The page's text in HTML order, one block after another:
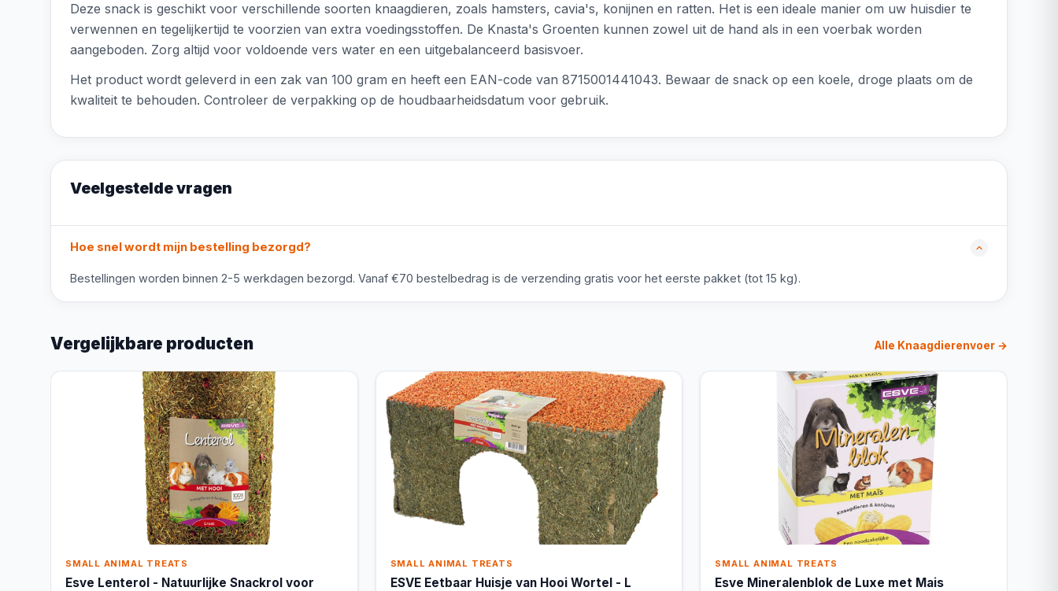
Deze snack is geschikt voor verschillende soorten knaagdieren, zoals hamsters, cavia's, konijnen en ratten. Het is een ideale manier om uw huisdier te
verwennen en tegelijkertijd te voorzien van extra voedingsstoffen. De Knasta's Groenten kunnen zowel uit de hand als in een voerbak worden
aangeboden. Zorg altijd voor voldoende vers water en een uitgebalanceerd basisvoer.
Het product wordt geleverd in een zak van 100 gram en heeft een EAN-code van 8715001441043. Bewaar de snack op een koele, droge plaats om de
kwaliteit te behouden. Controleer de verpakking op de houdbaarheidsdatum voor gebruik.
Veelgestelde vragen
Hoe snel wordt mijn bestelling bezorgd?
Bestellingen worden binnen 2-5 werkdagen bezorgd. Vanaf €70 bestelbedrag is de verzending gratis voor het eerste pakket (tot 15 kg).
Vergelijkbare producten Alle Knaagdierenvoer →
SMALL ANIMAL TREATS
Esve Lenterol - Natuurlijke Snackrol voor
SMALL ANIMAL TREATS
ESVE Eetbaar Huisje van Hooi Wortel - L
SMALL ANIMAL TREATS
Esve Mineralenblok de Luxe met Mais